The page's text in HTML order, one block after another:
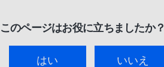
このページはお役に立ちましたか？
はい いいえ